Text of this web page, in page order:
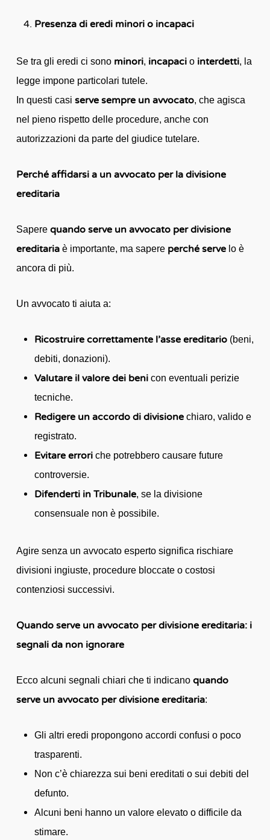
Presenza di eredi minori o incapaci
Se tra gli eredi ci sono minori, incapacio interdetti, la
legge impone particolari tutele.
In questi casi serve sempre un avvocato, che agisca
nel pieno rispetto delle procedure, anche con
autorizzazioni da parte del giudice tutelare.
Perché affidarsi a un avvocato per la divisione
ereditaria
Sapere quando serve un avvocato per divisione
ereditariaè importante, ma sapere perché servelo è
ancora di più.
Un avvocato ti aiuta a:
Ricostruire correttamente l’asse ereditario(beni,
debiti, donazioni).
Valutare il valore dei benicon eventuali perizie
tecniche.
Redigere un accordo di divisionechiaro, valido e
registrato.
Evitare erroriche potrebbero causare future
controversie.
Difenderti in Tribunale, se la divisione
consensuale non è possibile.
Agire senza un avvocato esperto significa rischiare
divisioni ingiuste, procedure bloccate o costosi
contenziosi successivi.
Quando serve un avvocato per divisione ereditaria: i
segnali da non ignorare
Ecco alcuni segnali chiari che ti indicano quando
serve un avvocato per divisione ereditaria:
Gli altri eredi propongono accordi confusi o poco
trasparenti.
Non c’è chiarezza sui beni ereditati o sui debiti del
defunto.
Alcuni beni hanno un valore elevato o difficile da
stimare.